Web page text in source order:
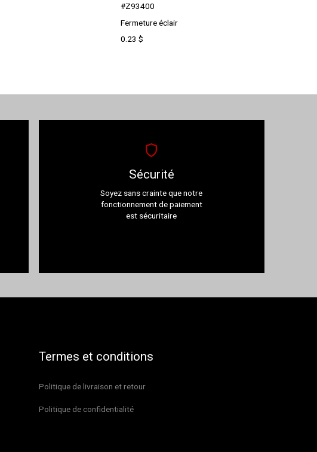
#Z93400
Fermeture éclair
0.23 $
Sécurité
Soyez sans crainte que notre
fonctionnement de paiement
est sécuritaire
Termes et conditions
Politique de livraison et retour
Politique de confidentialité